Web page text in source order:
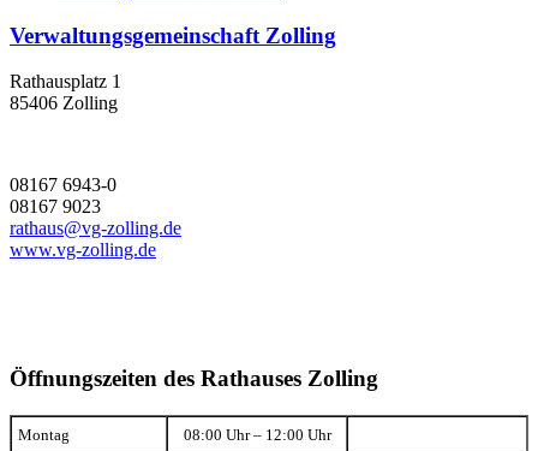
Verwaltungsgemeinschaft Zolling
Rathausplatz 1
85406 Zolling
08167 6943-0
08167 9023
rathaus@vg-zolling.de
www.vg-zolling.de
Öffnungszeiten des Rathauses Zolling
Montag 08:00 Uhr – 12:00 Uhr